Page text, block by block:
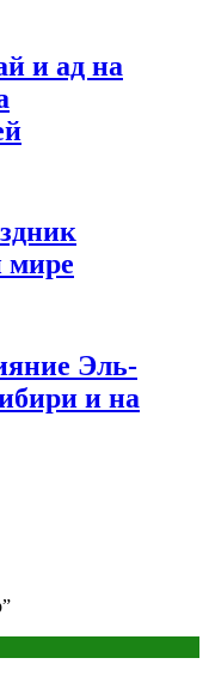
и ад на
мире
Эль-
и на